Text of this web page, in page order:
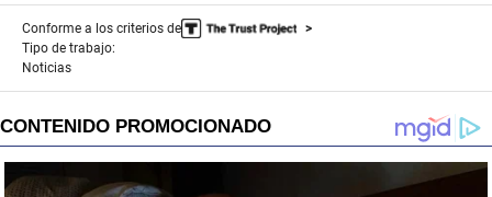
Conforme a los criterios de
Tipo de trabajo:
Noticias